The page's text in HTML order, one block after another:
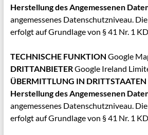
Herstellung des Angemessenen
angemessenes Datenschutzniveau.
erfolgt auf Grundlage von § 41 Nr. 1
TECHNISCHE FUNKTION Google
DRITTANBIETERGoogle Ireland
ÜBERMITTLUNG IN DRITTSTAATEN
Herstellung des Angemessenen
angemessenes Datenschutzniveau.
erfolgt auf Grundlage von § 41 Nr. 1